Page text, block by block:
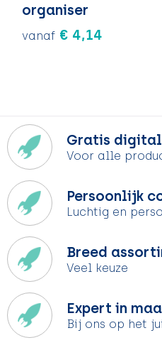
organiser
vanaf € 4,14
Gratis
Voor alle
Persoonlijk
Luchtig en
Breed
Veel keuze
Expert in
Bij ons op het